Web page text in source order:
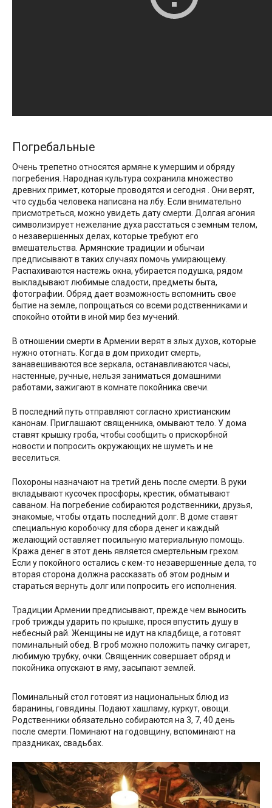
Погребальные
Очень трепетно относятся армяне к умершим и обряду
погребения. Народная культура сохранила множество
древних примет, которые проводятся и сегодня . Они верят,
что судьба человека написана на лбу. Если внимательно
присмотреться, можно увидеть дату смерти. Долгая агония
символизирует нежелание духа расстаться с земным телом,
о незавершенных делах, которые требуют его
вмешательства. Армянские традиции и обычаи
предписывают в таких случаях помочь умирающему.
Распахиваются настежь окна, убирается подушка, рядом
выкладывают любимые сладости, предметы быта,
фотографии. Обряд дает возможность вспомнить свое
бытие на земле, попрощаться со всеми родственниками и
спокойно отойти в иной мир без мучений.
В отношении смерти в Армении верят в злых духов, которые
нужно отогнать. Когда в дом приходит смерть,
занавешиваются все зеркала, останавливаются часы,
настенные, ручные, нельзя заниматься домашними
работами, зажигают в комнате покойника свечи.
В последний путь отправляют согласно христианским
канонам. Приглашают священника, омывают тело. У дома
ставят крышку гроба, чтобы сообщить о прискорбной
новости и попросить окружающих не шуметь и не
веселиться.
Похороны назначают на третий день после смерти. В руки
вкладывают кусочек просфоры, крестик, обматывают
саваном. На погребение собираются родственники, друзья,
знакомые, чтобы отдать последний долг. В доме ставят
специальную коробочку для сбора денег и каждый
желающий оставляет посильную материальную помощь.
Кража денег в этот день является смертельным грехом.
Если у покойного остались с кем-то незавершенные дела, то
вторая сторона должна рассказать об этом родным и
стараться вернуть долг или попросить его исполнения.
Традиции Армении предписывают, прежде чем выносить
гроб трижды ударить по крышке, прося впустить душу в
небесный рай. Женщины не идут на кладбище, а готовят
поминальный обед. В гроб можно положить пачку сигарет,
любимую трубку, очки. Священник совершает обряд и
покойника опускают в яму, засыпают землей.
Поминальный стол готовят из национальных блюд из
баранины, говядины. Подают хашламу, куркут, овощи.
Родственники обязательно собираются на 3, 7, 40 день
после смерти. Поминают на годовщину, вспоминают на
праздниках, свадьбах.